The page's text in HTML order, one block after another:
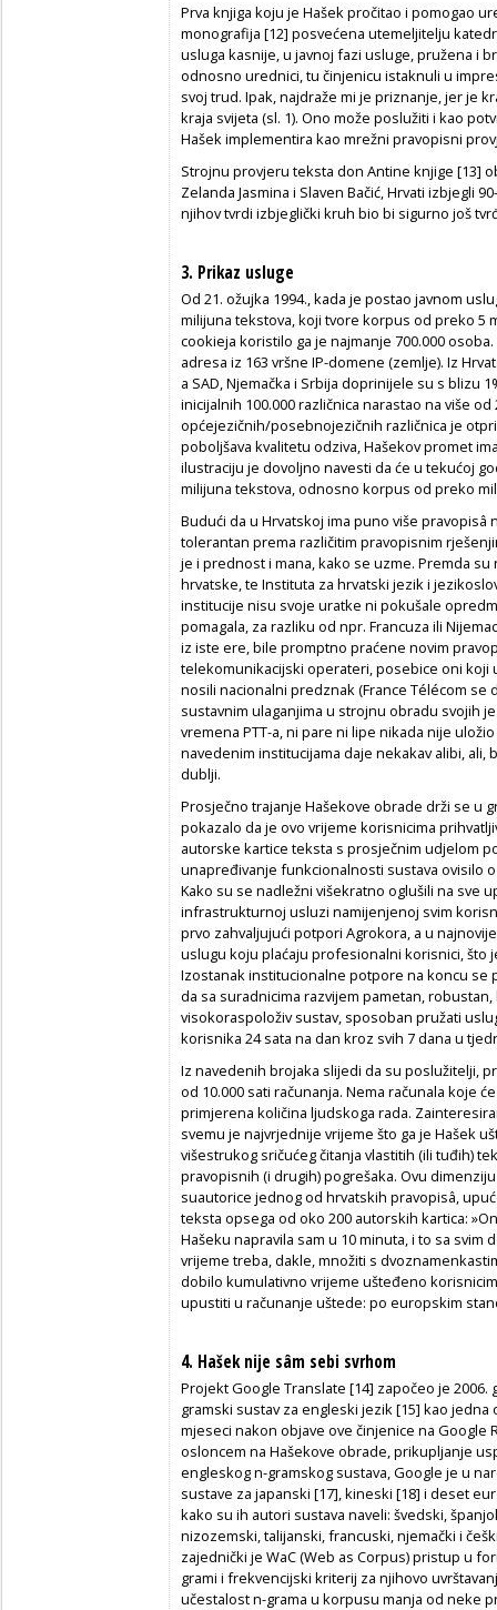
Prva knjiga koju je Hašek pročitao i pomogao
monografija [12] posvećena utemeljitelju
usluga kasnije, u javnoj fazi usluge, pružena i
odnosno urednici, tu činjenicu istaknuli u
svoj trud. Ipak, najdraže mi je priznanje, jer je
kraja svijeta (sl. 1). Ono može poslužiti i kao
Hašek implementira kao mrežni pravopisni
Strojnu provjeru teksta don Antine knjige [13]
Zelanda Jasmina i Slaven Bačić, Hrvati izbjegli
njihov tvrdi izbjeglički kruh bio bi sigurno još
3. Prikaz usluge
Od 21. ožujka 1994., kada je postao javnom
milijuna tekstova, koji tvore korpus od preko 5
cookieja koristilo ga je najmanje 700.000
adresa iz 163 vršne IP-domene (zemlje). Iz
a SAD, Njemačka i Srbija doprinijele su s blizu
inicijalnih 100.000 različnica narastao na više
općejezičnih/posebnojezičnih različnica je
poboljšava kvalitetu odziva, Hašekov promet
ilustraciju je dovoljno navesti da će u tekućoj
milijuna tekstova, odnosno korpus od preko
Budući da u Hrvatskoj ima puno više
tolerantan prema različitim pravopisnim
je i prednost i mana, kako se uzme. Premda
hrvatske, te Instituta za hrvatski jezik i
institucije nisu svoje uratke ni pokušale
pomagala, za razliku od npr. Francuza ili
iz iste ere, bile promptno praćene novim
telekomunikacijski operateri, posebice oni koji
nosili nacionalni predznak (France Télécom se
sustavnim ulaganjima u strojnu obradu svojih
vremena PTT-a, ni pare ni lipe nikada nije
navedenim institucijama daje nekakav alibi,
dublji.
Prosječno trajanje Hašekove obrade drži se u
pokazalo da je ovo vrijeme korisnicima
autorske kartice teksta s prosječnim udjelom
unapređivanje funkcionalnosti sustava ovisilo
Kako su se nadležni višekratno oglušili na sve
infrastrukturnoj usluzi namijenjenoj svim
prvo zahvaljujući potpori Agrokora, a u
uslugu koju plaćaju profesionalni korisnici, što
Izostanak institucionalne potpore na koncu
da sa suradnicima razvijem pametan,
visokoraspoloživ sustav, sposoban pružati
korisnika 24 sata na dan kroz svih 7 dana u
Iz navedenih brojaka slijedi da su poslužitelji,
od 10.000 sati računanja. Nema računala koje
primjerena količina ljudskoga rada.
svemu je najvrjednije vrijeme što ga je Hašek
višestrukog sričućeg čitanja vlastitih (ili tuđih)
pravopisnih (i drugih) pogrešaka. Ovu
suautorice jednog od hrvatskih pravopisâ,
teksta opsega od oko 200 autorskih kartica:
Hašeku napravila sam u 10 minuta, i to sa svim
vrijeme treba, dakle, množiti s
dobilo kumulativno vrijeme ušteđeno
upustiti u računanje uštede: po europskim
4. Hašek nije sâm sebi svrhom
ProjektGoogle Translate [14] započeo je
gramski sustav za engleski jezik [15] kao
mjeseci nakon objave ove činjenice na Google
osloncem na Hašekove obrade, prikupljanje
engleskogn-gramskog sustava, Google je u
sustave za japanski [17], kineski [18] i deset
kako su ih autori sustava naveli: švedski,
nizozemski, talijanski, francuski, njemački i
zajednički je WaC (Web as Corpus) pristup u
grami i frekvencijski kriterij za njihovo
učestalostn-grama u korpusu manja od neke